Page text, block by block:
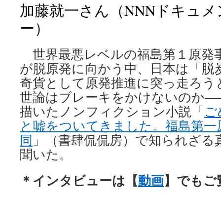
加藤就一さん（NNNドキュ
ー）
世界最悪レベルの福島第１原発
が脱原発に向かう中、日本は「脱
奇貨として原発推進に突っ走ろ
世論はブレーキをかけないのか
描いたノンフィクション小説「
と嘘をついてきました。福島第
同 」（書肆侃侃房）で知られざ
聞いた。
＊インタビューは【動画】でも